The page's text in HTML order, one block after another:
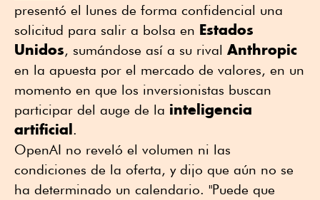
presentó el lunes de forma confidencial ⁠una
solicitud para salir a bolsa en Estados
Unidos, sumándose así a su rival Anthropic
en la apuesta por el mercado de valores, en ⁠un
momento en que los inversionistas buscan
⁠participar del auge de la inteligencia
artificial.
OpenAI no reveló el volumen ni las
condiciones de la oferta, y dijo que aún no se
ha determinado un calendario. "Puede que